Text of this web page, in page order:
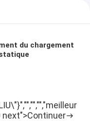
du chargement